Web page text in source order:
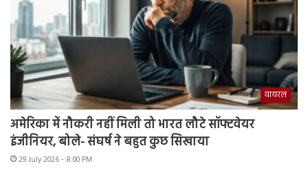
वायरल
अमेरिका में नौकरी नहीं मिली तो भारत लौटे सॉफ्टवेयर
इंजीनियर, बोले- संघर्ष ने बहुत कुछ सिखाया
29 July 2026 - 8:00 PM